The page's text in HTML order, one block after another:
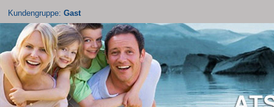
Kundengruppe: Gast